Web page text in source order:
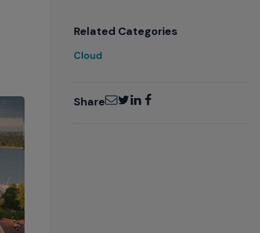
Related Categories
Cloud
ShareEmailTwitter
LinkedInFacebook